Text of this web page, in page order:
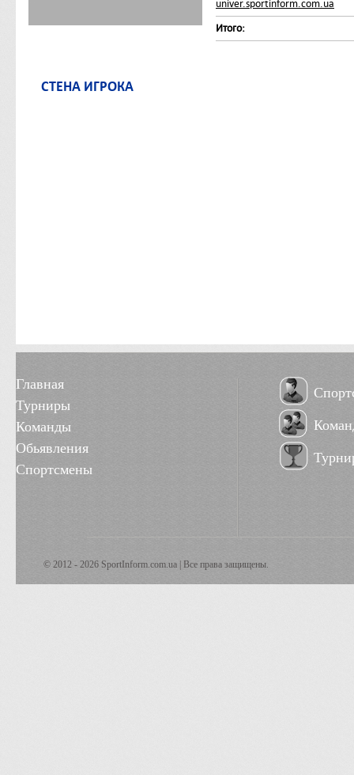
univer.sportinform.com.ua
Итого:
СТЕНА ИГРОКА
Главная
Турниры
Команды
Обьявления
Спортсмены
© 2012 - 2026 SportInform.com.ua | Все права защищены.